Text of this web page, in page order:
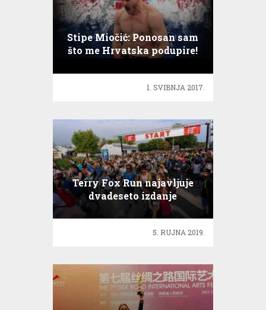
Stipe Miočić: Ponosan sam
što me Hrvatska podupire!
1. SVIBNJA 2017.
Terry Fox Run najavljuje
dvadeseto izdanje
humanitarne trke
5. RUJNA 2019.